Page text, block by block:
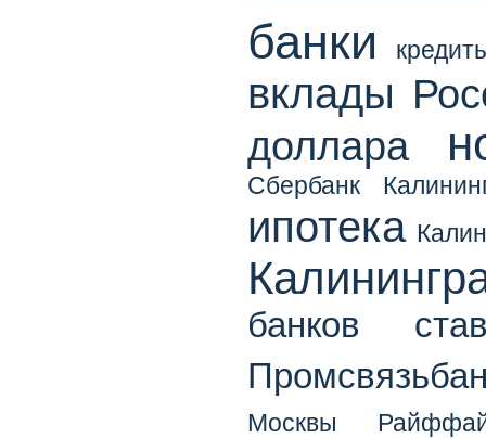
банки
вклады
доллара
Сбербанк
ипотека
банков
Москвы